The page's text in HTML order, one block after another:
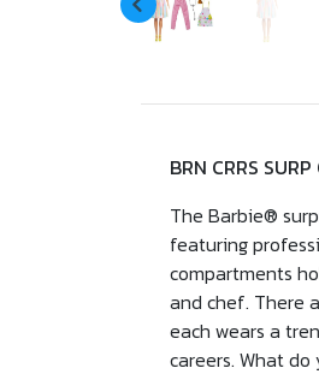
BRN CRRS SURP
The Barbie®
featuring
compartments
and chef. There
each wears a
careers. What